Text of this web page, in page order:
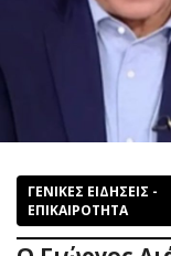
ΓΕΝΙΚΕΣ ΕΙΔΗΣΕΙΣ -
ΕΠΙΚΑΙΡΟΤΗΤΑ